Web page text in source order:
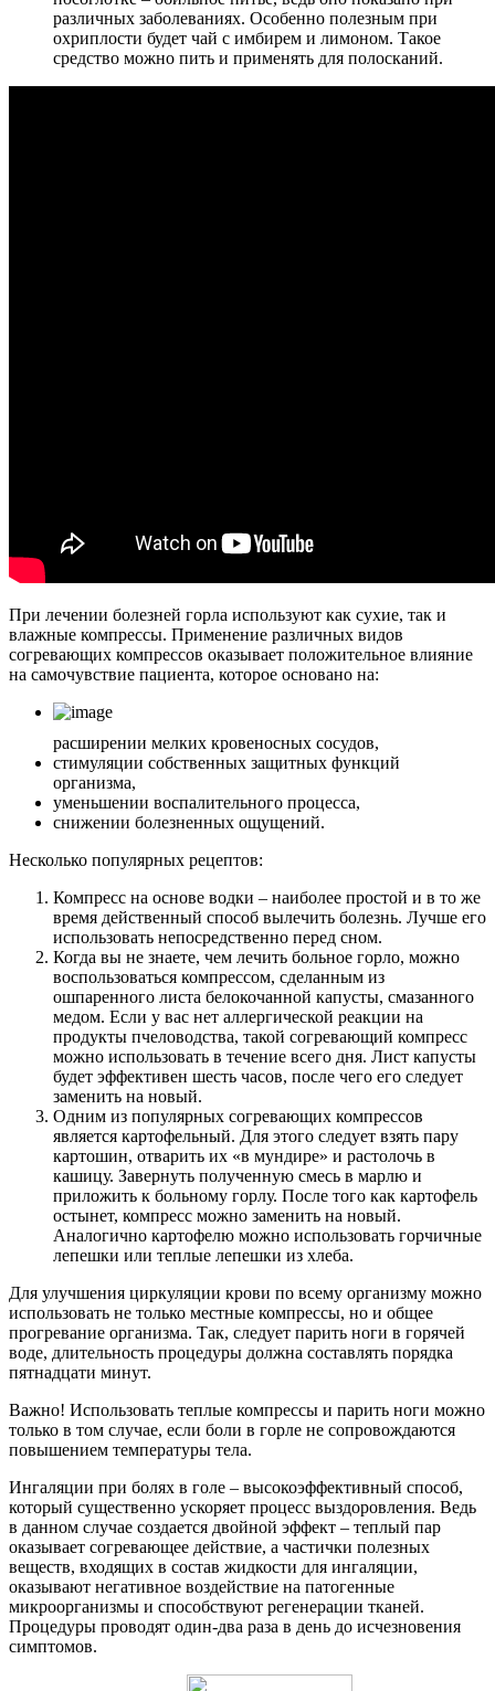
различных заболеваниях. Особенно полезным при
охриплости будет чай с имбирем и лимоном. Такое
средство можно пить и применять для полосканий.
При лечении болезней горла используют как сухие, так и
влажные компрессы. Применение различных видов
согревающих компрессов оказывает положительное влияние
на самочувствие пациента, которое основано на:
расширении мелких кровеносных сосудов,
стимуляции собственных защитных функций
организма,
уменьшении воспалительного процесса,
снижении болезненных ощущений.
Несколько популярных рецептов:
Компресс на основе водки – наиболее простой и в то же
время действенный способ вылечить болезнь. Лучше его
использовать непосредственно перед сном.
Когда вы не знаете, чем лечить больное горло, можно
воспользоваться компрессом, сделанным из
ошпаренного листа белокочанной капусты, смазанного
медом. Если у вас нет аллергической реакции на
продукты пчеловодства, такой согревающий компресс
можно использовать в течение всего дня. Лист капусты
будет эффективен шесть часов, после чего его следует
заменить на новый.
Одним из популярных согревающих компрессов
является картофельный. Для этого следует взять пару
картошин, отварить их «в мундире» и растолочь в
кашицу. Завернуть полученную смесь в марлю и
приложить к больному горлу. После того как картофель
остынет, компресс можно заменить на новый.
Аналогично картофелю можно использовать горчичные
лепешки или теплые лепешки из хлеба.
Для улучшения циркуляции крови по всему организму можно
использовать не только местные компрессы, но и общее
прогревание организма. Так, следует парить ноги в горячей
воде, длительность процедуры должна составлять порядка
пятнадцати минут.
Важно! Использовать теплые компрессы и парить ноги можно
только в том случае, если боли в горле не сопровождаются
повышением температуры тела.
Ингаляции при болях в голе – высокоэффективный способ,
который существенно ускоряет процесс выздоровления. Ведь
в данном случае создается двойной эффект – теплый пар
оказывает согревающее действие, а частички полезных
веществ, входящих в состав жидкости для ингаляции,
оказывают негативное воздействие на патогенные
микроорганизмы и способствуют регенерации тканей.
Процедуры проводят один-два раза в день до исчезновения
симптомов.